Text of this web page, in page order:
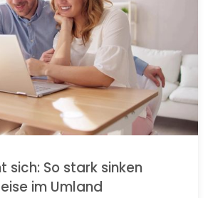
sich: So stark sinken
im Umland